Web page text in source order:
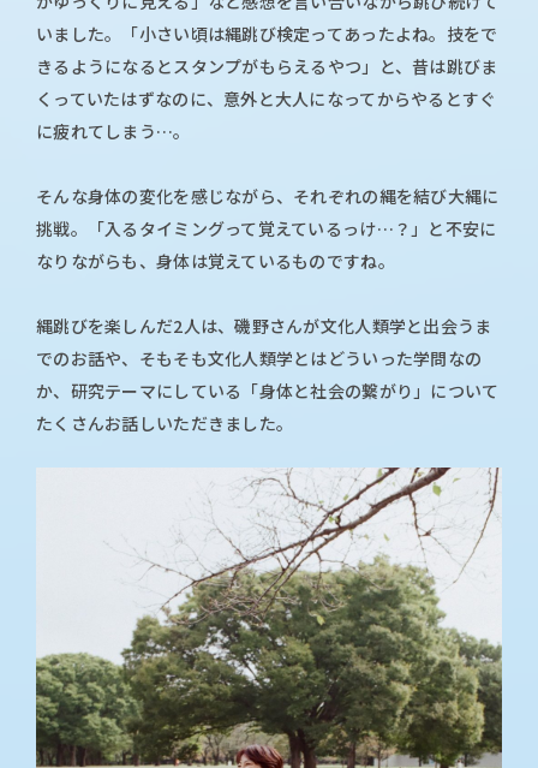
いました。「小さい頃は縄跳び検定ってあったよね。技をで
きるようになるとスタンプがもらえるやつ」と、昔は跳びま
くっていたはずなのに、意外と大人になってからやるとすぐ
に疲れてしまう…。
そんな身体の変化を感じながら、それぞれの縄を結び大縄に
挑戦。「入るタイミングって覚えているっけ…？」と不安に
なりながらも、身体は覚えているものですね。
縄跳びを楽しんだ2人は、磯野さんが文化人類学と出会うま
でのお話や、そもそも文化人類学とはどういった学問なの
か、研究テーマにしている「身体と社会の繋がり」について
たくさんお話しいただきました。